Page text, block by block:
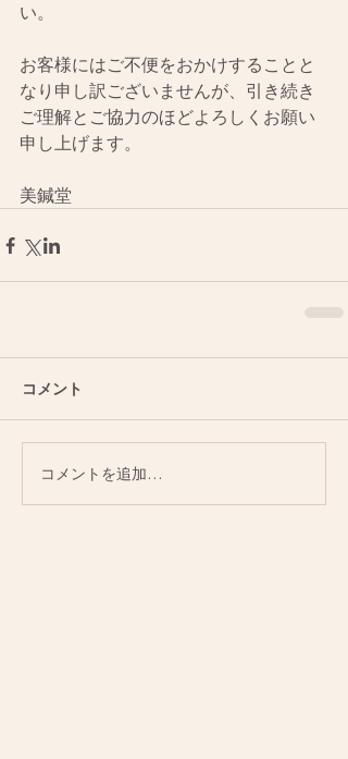
い。
お客様にはご不便をおかけすることと
なり申し訳ございませんが、引き続き
ご理解とご協力のほどよろしくお願い
申し上げます。
美鍼堂
コメント
コメントを追加…